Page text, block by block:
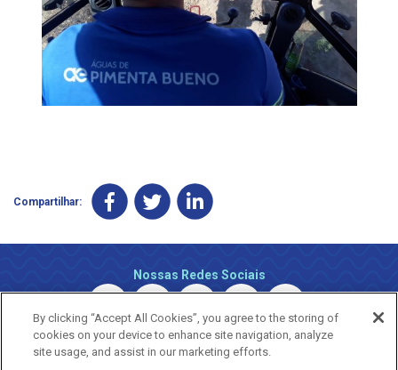
Compartilhar:
Nossas Redes Sociais
By clicking “Accept All Cookies”, you agree to the storing of
cookies on your device to enhance site navigation, analyze
site usage, and assist in our marketing efforts.